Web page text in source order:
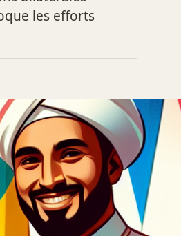
les efforts